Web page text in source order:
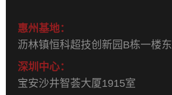
惠州基地：
沥林镇恒科超技创新园B栋一楼东
深圳中心：
宝安沙井智荟大厦1915室